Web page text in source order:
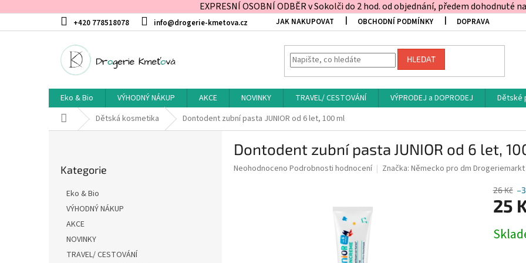
EXPRESNÍ OSOBNÍ ODBĚR v Sokolči do 2 hod. od objednání, předem dohodnuté
na
+420 778518078 info@drogerie-kmetova.cz JAK NAKUPOVAT OBCHODNÍ PODMÍNKY DOPRAVA
HLEDAT
Eko & Bio VÝHODNÝ NÁKUP AKCE NOVINKY TRAVEL/ CESTOVÁNÍ VÝPRODEJ a DOPRODEJ Dětské
Domů Dětská kosmetika Dontodent zubní pasta JUNIOR od 6 let, 100 ml
kategorie
Kategorie
Eko & Bio
VÝHODNÝ NÁKUP
AKCE
NOVINKY
TRAVEL/ CESTOVÁNÍ
Dontodent zubní pasta JUNIOR od 6 let,
Průměrné
Neohodnoceno Podrobnosti hodnocení Značka: Německo pro dm Drogeriemarkt
26 Kč
25
cena: